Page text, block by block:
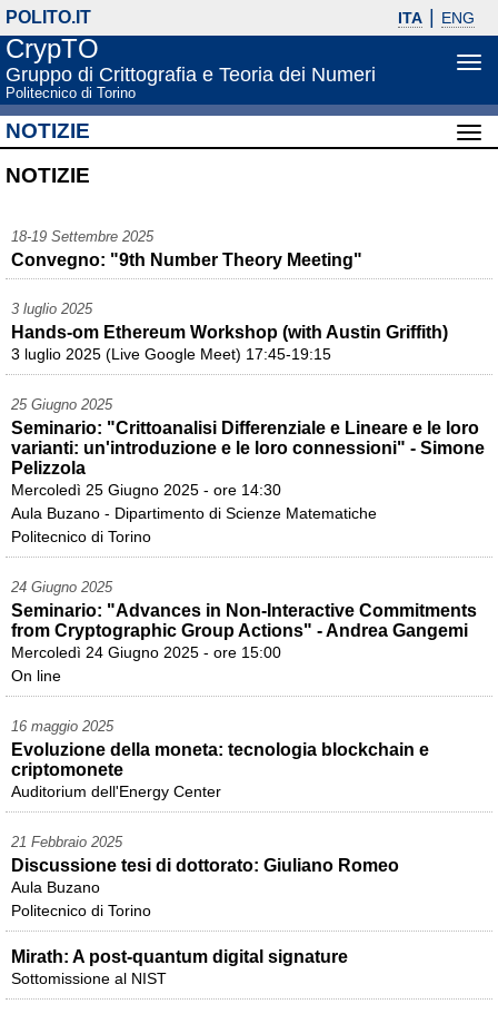
POLITO.IT ITA ENG
CrypTO
Gruppo di Crittografia e Teoria dei Numeri
Politecnico di Torino
di
NOTIZIE
NOTIZIE
18-19 Settembre 2025
Convegno: "9th Number Theory Meeting"
3 luglio 2025
Hands-om Ethereum Workshop (with Austin Griffith)
3 luglio 2025 (Live Google Meet) 17:45-19:15
25 Giugno 2025
Seminario: "Crittoanalisi Differenziale e Lineare e le loro
varianti: un'introduzione e le loro connessioni" - Simone
Pelizzola
Mercoledì 25 Giugno 2025 - ore 14:30
Aula Buzano - Dipartimento di Scienze Matematiche
Politecnico di Torino
24 Giugno 2025
Seminario: "Advances in Non-Interactive Commitments
from Cryptographic Group Actions" - Andrea Gangemi
Mercoledì 24 Giugno 2025 - ore 15:00
On line
16 maggio 2025
Evoluzione della moneta: tecnologia blockchain e
criptomonete
Auditorium dell'Energy Center
21 Febbraio 2025
Discussione tesi di dottorato: Giuliano Romeo
Aula Buzano
Politecnico di Torino
Mirath: A post-quantum digital signature
Sottomissione al NIST